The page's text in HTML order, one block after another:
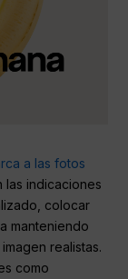
a las fotos
las indicaciones
colocar
manteniendo
realistas.
como